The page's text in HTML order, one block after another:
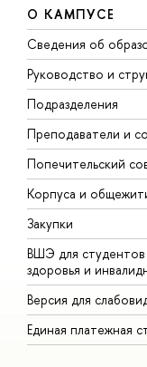
О КАМПУСЕ
Сведения об
Руководство и
Подразделения
Преподаватели и
Попечительский
Корпуса и
Закупки
ВШЭ для
здоровья и
Версия для
Единая платежная